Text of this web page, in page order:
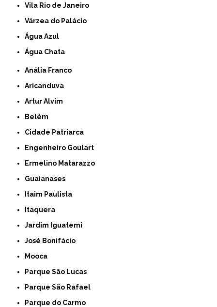
Vila Rio de Janeiro
Várzea do Palácio
Água Azul
Água Chata
Anália Franco
Aricanduva
Artur Alvim
Belém
Cidade Patriarca
Engenheiro Goulart
Ermelino Matarazzo
Guaianases
Itaim Paulista
Itaquera
Jardim Iguatemi
José Bonifácio
Mooca
Parque São Lucas
Parque São Rafael
Parque do Carmo